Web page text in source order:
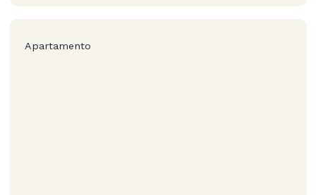
Apartamento